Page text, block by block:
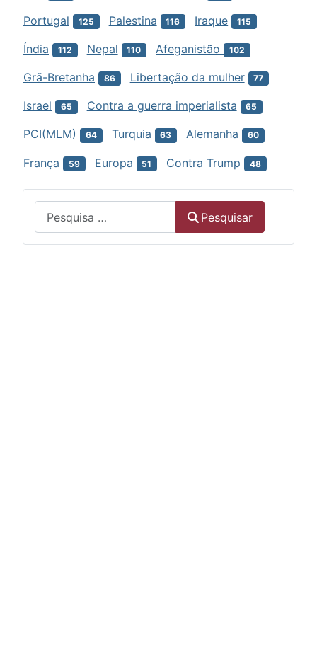
Portugal 125 Palestina 116 Iraque 115
Índia 112 Nepal 110 Afeganistão 102
Grã-Bretanha 86 Libertação da mulher 77
Israel 65 Contra a guerra imperialista 65
PCI(MLM) 64 Turquia 63 Alemanha 60
França 59 Europa 51 Contra Trump 48
Pesquisar